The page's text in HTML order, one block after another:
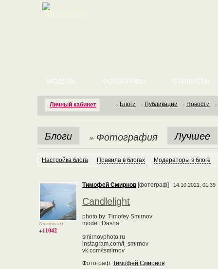
Личный кабинет
МОДЕЛИ ФОТОГРАФЫ СТИЛИСТЫ
Блоги Публикации Новости
Блоги » Фотография Лучшее
Настройка блога Правила в блогах Модераторы в блоге
Авторитет
+11042
Тимофей Смирнов [фотограф] 14.10.2021, 01:39
Candlelight
photo by: Timofey Smirnov
model: Dasha
smirnovphoto.ru
instagram.com/t_smirnov
vk.com/tsmirnov
Фотограф: Тимофей Смирнов